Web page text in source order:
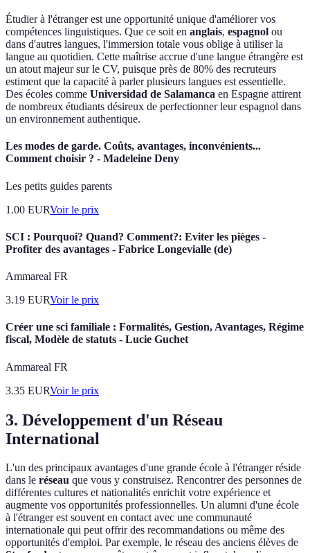
Étudier à l'étranger est une opportunité unique d'améliorer vos
compétences linguistiques. Que ce soit en anglais, espagnol ou
dans d'autres langues, l'immersion totale vous oblige à utiliser la
langue au quotidien. Cette maîtrise accrue d'une langue étrangère est
un atout majeur sur le CV, puisque près de 80% des recruteurs
estiment que la capacité à parler plusieurs langues est essentielle.
Des écoles comme Universidad de Salamanca en Espagne attirent
de nombreux étudiants désireux de perfectionner leur espagnol dans
un environnement authentique.
Les modes de garde. Coûts, avantages, inconvénients...
Comment choisir ? - Madeleine Deny
Les petits guides parents
1.00 EURVoir le prix
SCI : Pourquoi? Quand? Comment?: Eviter les pièges -
Profiter des avantages - Fabrice Longevialle (de)
Ammareal FR
3.19 EURVoir le prix
Créer une sci familiale : Formalités, Gestion, Avantages, Régime
fiscal, Modèle de statuts - Lucie Guchet
Ammareal FR
3.35 EURVoir le prix
3. Développement d'un Réseau
International
L'un des principaux avantages d'une grande école à l'étranger réside
dans le réseau que vous y construisez. Rencontrer des personnes de
différentes cultures et nationalités enrichit votre expérience et
augmente vos opportunités professionnelles. Un alumni d'une école
à l'étranger est souvent en contact avec une communauté
internationale qui peut offrir des recommandations ou même des
opportunités d'emploi. Par exemple, le réseau des anciens élèves de